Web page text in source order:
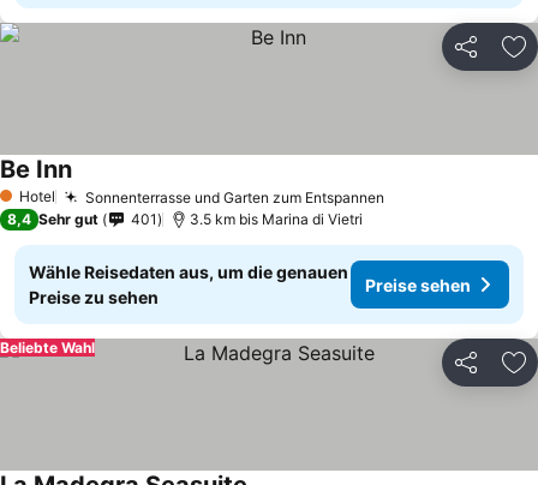
Teilen
1 Sterne
Hotel Sonnenterrasse und Garten zum Entspannen
Be Inn
8,4 Sehr gut 401 3.5 km bis Marina di Vietri
Wähle Reisedaten aus, um die genauen
Preise zu sehen
Preise sehen
Teilen
Beliebte Wahl